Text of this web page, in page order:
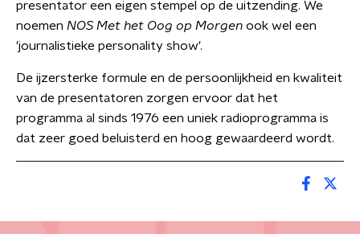
presentator een eigen stempel op de uitzending. We
noemen NOS Met het Oog op Morgen ook wel een
'journalistieke personality show'.
De ijzersterke formule en de persoonlijkheid en kwaliteit
van de presentatoren zorgen ervoor dat het
programma al sinds 1976 een uniek radioprogramma is
dat zeer goed beluisterd en hoog gewaardeerd wordt.